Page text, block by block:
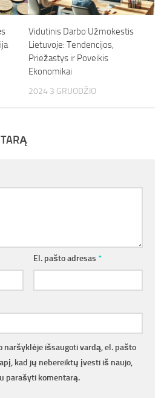
Vidutinis Darbo Užmokestis
Lietuvoje: Tendencijos,
Priežastys ir Poveikis
Ekonomikai
2024 3 GRUODŽIO
El. pašto adresas *
naršyklėje išsaugoti vardą, el. pašto
kad jų nebereiktų įvesti iš naujo,
parašyti komentarą.